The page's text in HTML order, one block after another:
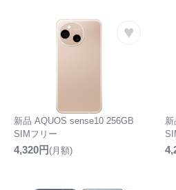
♥
新品 AQUOS sense10 256GB
SIMフリー
4,320円(月額)